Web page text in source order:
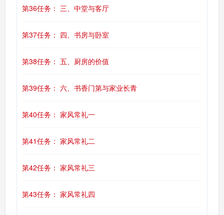
第36任务： 三、中堂与客厅
第37任务： 四、书房与卧室
第38任务： 五、厨房的价值
第39任务： 六、书香门第与家业长青
第40任务： 家风常礼一
第41任务： 家风常礼二
第42任务： 家风常礼三
第43任务： 家风常礼四